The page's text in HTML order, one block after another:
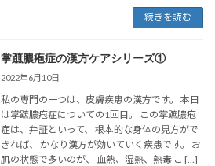
続きを読む
掌蹠膿疱症の漢方ケアシリーズ①
2022年6月10日
私の専門の一つは、皮膚疾患の漢方です。 本日
は掌蹠膿疱症についての1回目。 この掌蹠膿疱
症は、弁証といって、 根本的な身体の見方がで
きれば、 かなり漢方が効いていく疾患です。 お
肌の状態で多いのが、 血熱、湿熱、熱毒 こ […]